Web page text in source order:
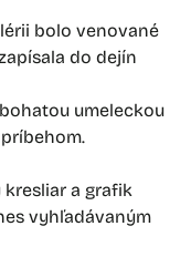
bolo venované
do dejín
umeleckou
a grafik
vyhľadávaným